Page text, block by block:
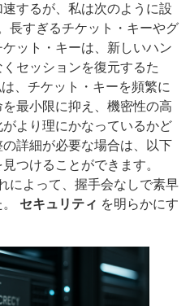
するが、私は次のように設
長すぎるチケット・キーやグ
ット・キーは、新しいハン
セッションを復元するた
、チケット・キーを頻繁に
最小限に抑え、機密性の高
より理にかなっているかど
詳細が必要な場合は、以下
つけることができます。
によって、握手会なしで素早
セキュリティ を明らかにす